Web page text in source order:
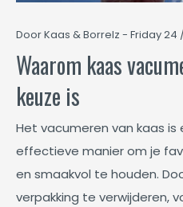
Door Kaas & Borrelz - Friday 24
Waarom kaas
keuze is
Het vacumeren van kaas is
effectieve manier om je
en smaakvol te houden.
verpakking te verwijderen,